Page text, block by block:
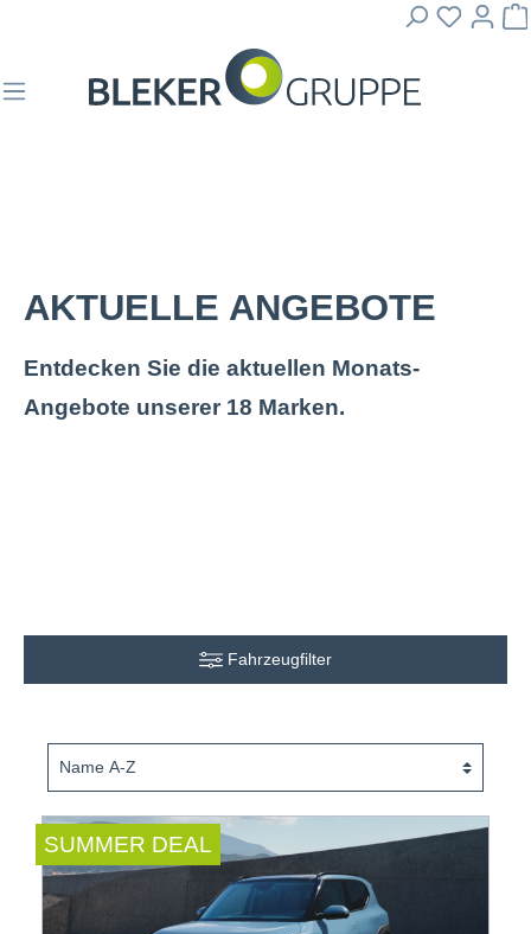
AKTUELLE ANGEBOTE
Entdecken Sie die aktuellen Monats-
Angebote unserer 18 Marken.
Fahrzeugfilter
SUMMER DEAL